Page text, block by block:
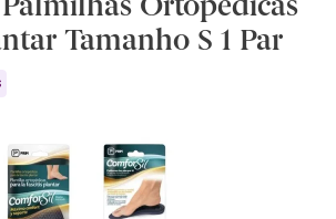
Tamanho S 1 Par